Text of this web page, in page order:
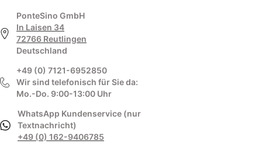
PonteSino GmbH
In Laisen 34
72766 Reutlingen
Deutschland
+49 (0) 7121-6952850
Wir sind telefonisch für Sie da:
Mo.-Do. 9:00-13:00 Uhr
WhatsApp Kundenservice (nur
Textnachricht)
+49 (0) 162-9406785